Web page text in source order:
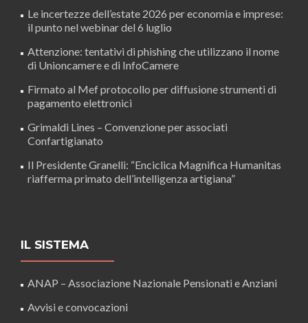
Le incertezze dell’estate 2026 per economia e imprese:
il punto nel webinar del 6 luglio
Attenzione: tentativi di phishing che utilizzano il nome
di Unioncamere e di InfoCamere
Firmato al Mef protocollo per diffusione strumenti di
pagamento elettronici
Grimaldi Lines – Convenzione per associati
Confartigianato
Il Presidente Granelli: “Enciclica Magnifica Humanitas
riafferma primato dell’intelligenza artigiana”
IL SISTEMA
ANAP – Associazione Nazionale Pensionati e Anziani
Avvisi e convocazioni